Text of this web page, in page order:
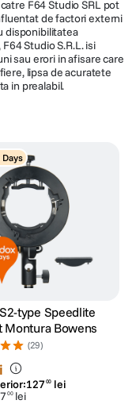
F64 Studio SRL pot
de factori externi
disponibilitatea
Studio S.R.L. isi
sau erori in afisare care
lipsa de acuratete
in prealabil.
type Speedlite
Montura Bowens
(29)
12700 lei
00 lei